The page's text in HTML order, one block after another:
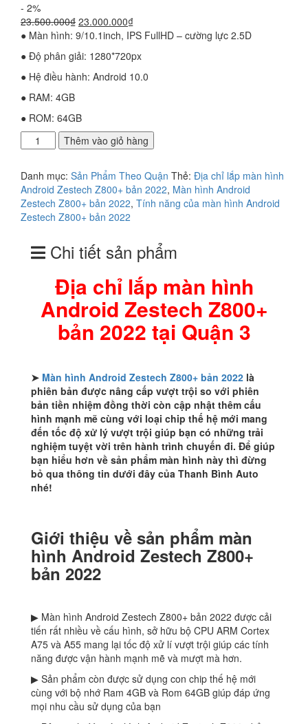
- 2%
23.500.000₫ Giá
gốc
là:
23.500.000₫.
23.000.000₫Giá
hiện
là:
23.000.000₫.
● Màn hình: 9/10.1inch, IPS FullHD – cường lực 2.5D
● Độ phân giải: 1280*720px
● Hệ điều hành: Android 10.0
● RAM: 4GB
● ROM: 64GB
chỉ
màn
hình
Android
Zestech
bản
2022
Thêm vào giỏ hàng
Danh mục: Sản Phẩm Theo Quận Thẻ: Địa chỉ lắp màn hình
Android Zestech Z800+ bản 2022, Màn hình Android
Zestech Z800+ bản 2022, Tính năng của màn hình Android
Zestech Z800+ bản 2022
Chi tiết sản phẩm
Địa chỉ lắp màn hình
Android Zestech Z800+
bản 2022 tại Quận 3
➤ Màn hình Android Zestech Z800+ bản 2022 là
phiên bản được nâng cấp vượt trội so với phiên
bản tiền nhiệm đồng thời còn cập nhật thêm cấu
hình mạnh mẽ cùng với loại chip thế hệ mới mang
đến tốc độ xử lý vượt trội giúp bạn có những trải
nghiệm tuyệt vời trên hành trình chuyến đi. Để giúp
bạn hiểu hơn về sản phẩm màn hình này thì đừng
bỏ qua thông tin dưới đây của Thanh Bình Auto
nhé!
Giới thiệu về sản phẩm màn
hình Android Zestech Z800+
bản 2022
▶ Màn hình Android Zestech Z800+ bản 2022 được cải
tiến rất nhiều về cấu hình, sở hữu bộ CPU ARM Cortex
A75 và A55 mang lại tốc độ xử lí vượt trội giúp các tính
năng được vận hành mạnh mẽ và mượt mà hơn.
▶ Sản phẩm còn được sử dụng con chip thế hệ mới
cùng với bộ nhớ Ram 4GB và Rom 64GB giúp đáp ứng
mọi nhu cầu sử dụng của bạn